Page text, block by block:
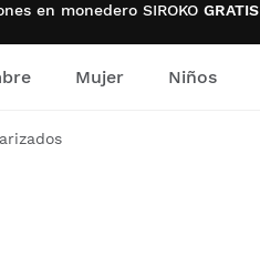
en monedero SIROKO GRATIS
Mujer Niños